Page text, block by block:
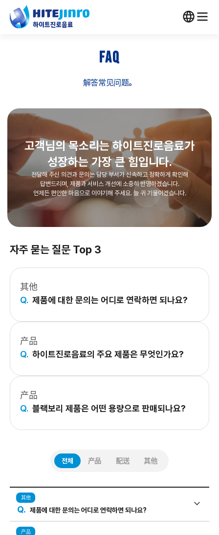
FAQ
解答常见问题。
고객님의 목소리는 하이트진로음료가
성장하는 가장 큰 힘입니다.
전달해 주신 의견과 문의는 담당 부서가 신속하고 정확하게 확인해
답변드리며, 제품과 서비스 개선에 소중히 반영하겠습니다.
언제든 편안한 마음으로 이야기해 주세요. 늘 귀 기울이겠습니다.
자주 묻는 질문 Top 3
其他
Q. 제품에 대한 문의는 어디로 연락하면 되나요?
产品
Q. 하이트진로음료의 주요 제품은 무엇인가요?
产品
Q. 블랙보리 제품은 어떤 용량으로 판매되나요?
전체 产品 配送 其他
其他
Q. 제품에 대한 문의는 어디로 연락하면 되나요?
产品